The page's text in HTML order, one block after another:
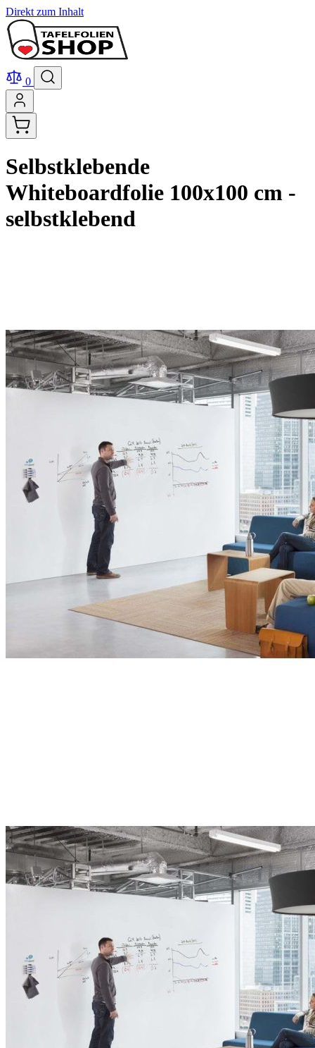
Direkt zum Inhalt
0
Selbstklebende
Whiteboardfolie 100x100 cm -
selbstklebend